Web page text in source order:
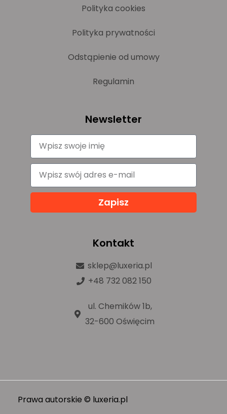
Polityka cookies
Polityka prywatności
Odstąpienie od umowy
Regulamin
Newsletter
Zapisz
Kontakt
sklep@luxeria.pl
+48 732 082 150
ul. Chemików 1b,
32-600 Oświęcim
Prawa autorskie © luxeria.pl